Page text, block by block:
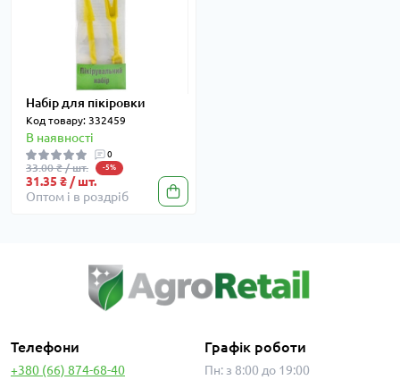
Набір для пікіровки
Код товару: 332459
В наявності
0
33.00 ₴ / шт. -5%
31.35 ₴ / шт.
Оптом і в роздріб
Телефони
+380 (66) 874-68-40
Графік роботи
Пн: з 8:00 до 19:00